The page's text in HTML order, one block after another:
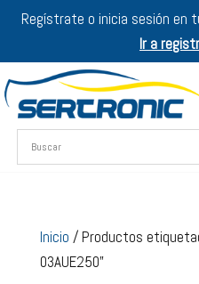
Regístrate o inicia sesión en
Ir a
Inicio / Productos
03AUE250”